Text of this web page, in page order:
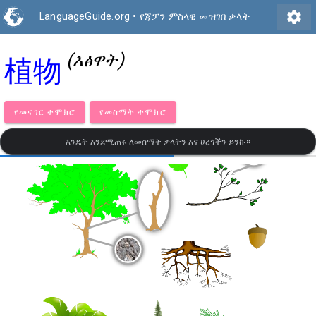
LanguageGuide.org • የጃፓን ምስላዊ መዝገበ ቃላት settings
植物 (እፅዋት)
የመናገር ተሞክሮ የመስማት ተሞክሮ
እንዴት እንደሚጠሩ ለመስማት ቃላትን እና ሀረጎችን ይንኩ።